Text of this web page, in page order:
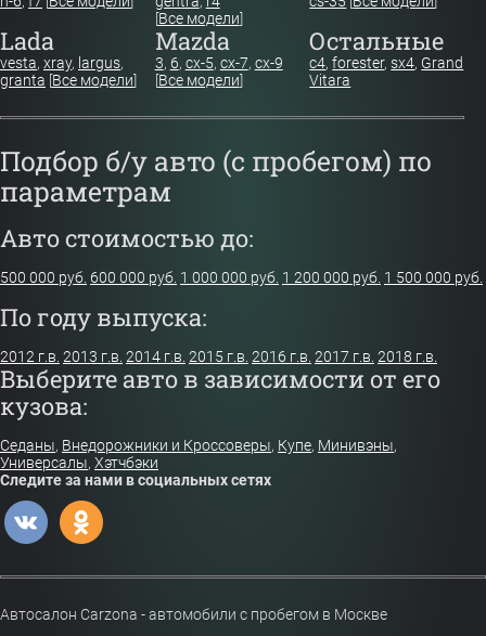
[Все модели]
Lada
vesta, xray, largus,
granta [Все модели]
Mazda
3, 6, cx-5, cx-7, cx-9
[Все модели]
Остальные
c4,forester,sx4, Grand
Vitara
Подбор б/у авто (с пробегом) по
параметрам
Авто стоимостью до:
500 000 руб. 600 000 руб. 1 000 000 руб. 1 200 000 руб. 1 500 000 руб.
По году выпуска:
2012 г.в. 2013 г.в. 2014 г.в. 2015 г.в. 2016 г.в. 2017 г.в. 2018 г.в.
Выберите авто в зависимости от его
кузова:
Седаны, Внедорожники и Кроссоверы, Купе, Минивэны,
Универсалы, Хэтчбэки
Следите за нами в социальных сетях
Автосалон Carzona - автомобили с пробегом в Москве